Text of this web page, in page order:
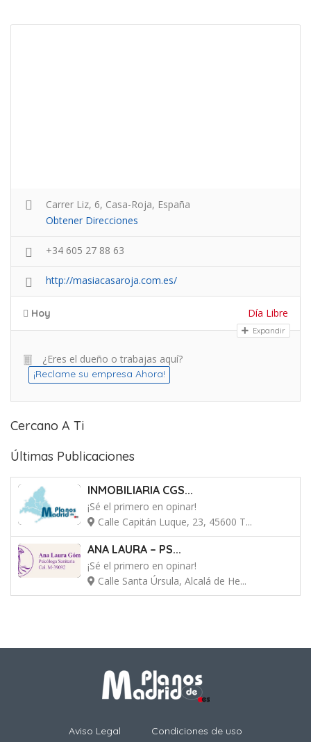
Carrer Liz, 6, Casa-Roja, España
Obtener Direcciones
+34 605 27 88 63
http://masiacasaroja.com.es/
Hoy Día Libre
Expandir
¿Eres el dueño o trabajas aquí?
¡Reclame su empresa Ahora!
Cercano A Ti
Últimas Publicaciones
INMOBILIARIA CGS...
¡Sé el primero en opinar!
Calle Capitán Luque, 23, 45600 T...
ANA LAURA – PS...
¡Sé el primero en opinar!
Calle Santa Úrsula, Alcalá de He...
Aviso Legal
Condiciones de uso